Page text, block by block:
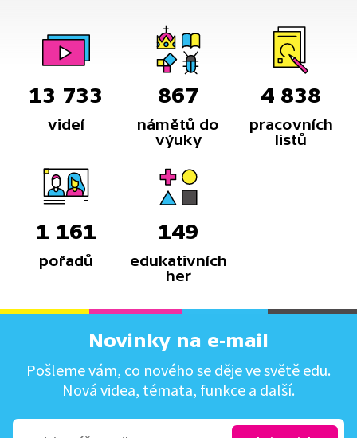
13 733
videí
867
námětů do
výuky
4 838
pracovních
listů
1 161
pořadů
149
edukativních
her
Novinky na e-mail
Pošleme vám, co nového se děje ve světě edu.
Nová videa, témata, funkce a další.